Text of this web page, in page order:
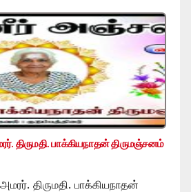
திருமதி. பாக்கியநாதன் திருமஞ்சனம்
திருமதி. பாக்கியநாதன்